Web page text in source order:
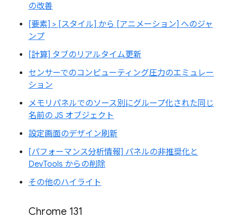
の改善
[要素] > [スタイル] から [アニメーション] へのジャ
ンプ
[計算] タブのリアルタイム更新
センサーでのコンピューティング圧力のエミュレー
ション
メモリパネルでのソース別にグループ化された同じ
名前の JS オブジェクト
設定画面のデザイン刷新
[パフォーマンス分析情報] パネルの非推奨化と
DevTools からの削除
その他のハイライト
Chrome 131